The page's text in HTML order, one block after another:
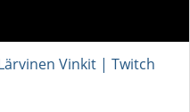
Vinkit | Twitch